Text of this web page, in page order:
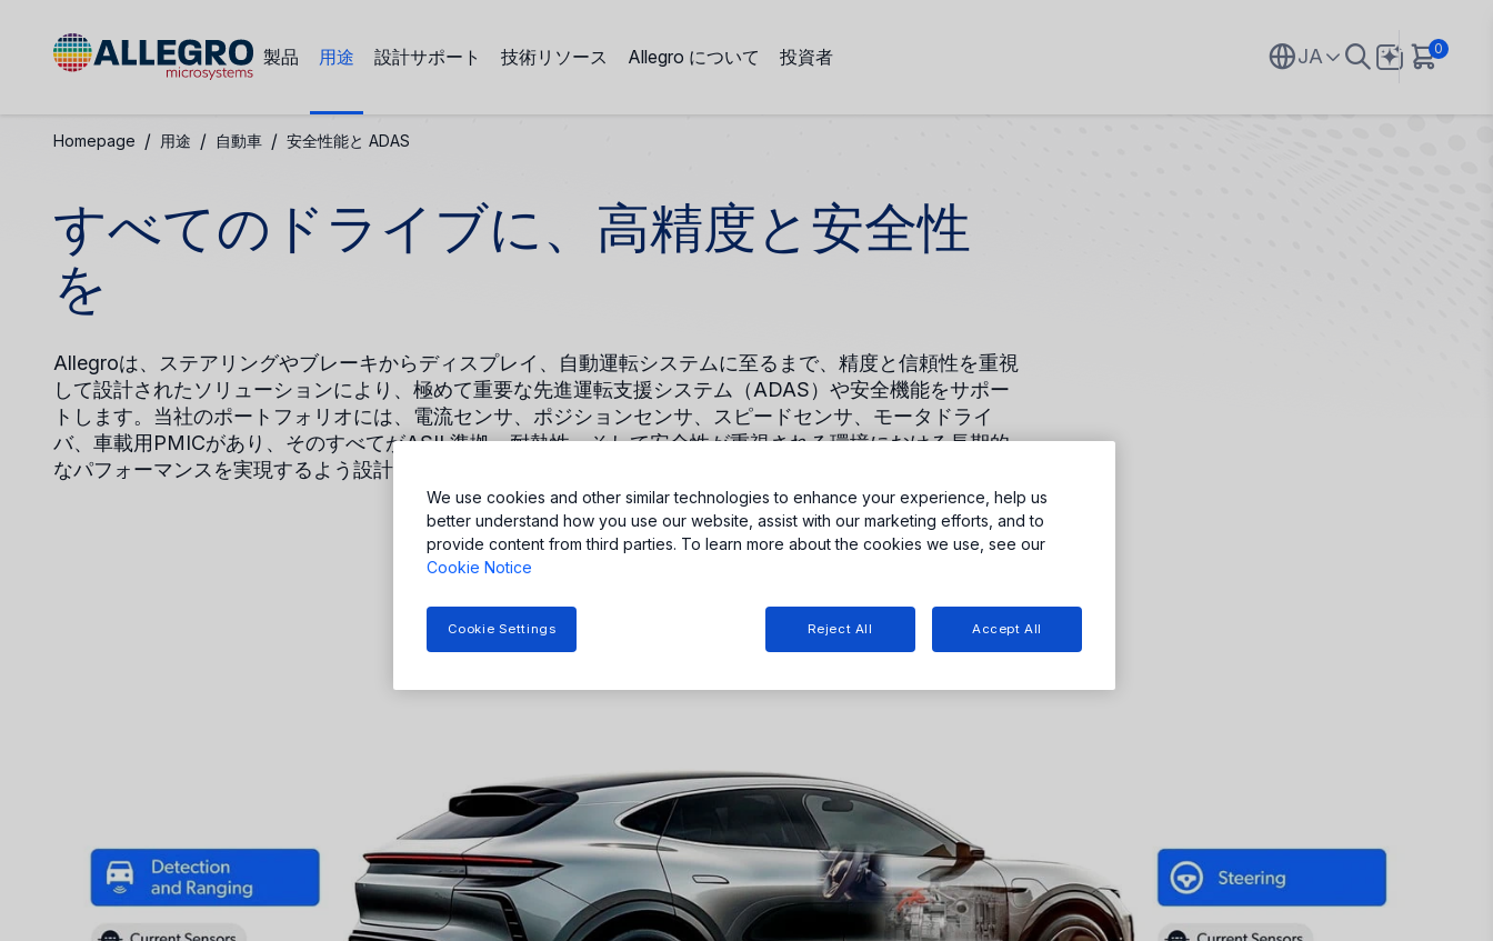
製品 用途 設計サポート 技術リソース Allegro について 投資者 JA 0
Homepage / 用途 / 自動車 / 安全性能と ADAS
すべてのドライブに、高精度と安全性
を
Allegroは、ステアリングやブレーキからディスプレイ、自動運転システムに至るまで、精度と信頼性を重視
して設計されたソリューションにより、極めて重要な先進運転支援システム（ADAS）や安全機能をサポー
トします。当社のポートフォリオには、電流センサ、ポジションセンサ、スピードセンサ、モータドライ
バ、車載用PMICがあり、そのすべてがASIL準拠、耐熱性、そして安全性が重視される環境における長期的
なパフォーマンスを実現するよう設計されています。
We use cookies and other similar technologies to enhance your experience, help us
better understand how you use our website, assist with our marketing efforts, and to
provide content from third parties. To learn more about the cookies we use, see our
Cookie Notice
Reject All Accept All
Cookie Settings